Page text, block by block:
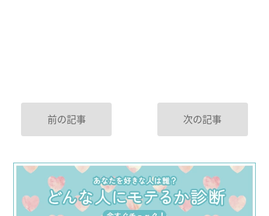
前の記事 次の記事